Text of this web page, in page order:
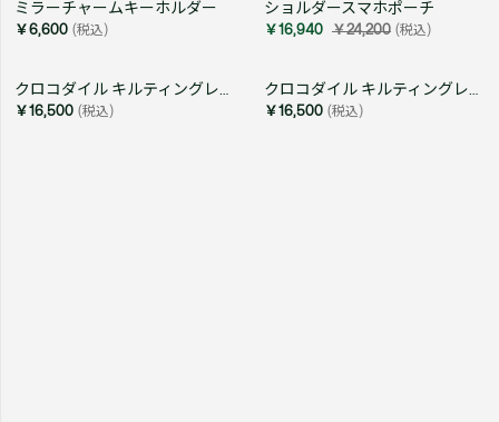
ミラーチャームキーホルダー
￥6,600 (税込)
ショルダースマホポーチ
￥16,940 ￥24,200 (税込)
￥16,500 (税込) ￥16,500 (税込)